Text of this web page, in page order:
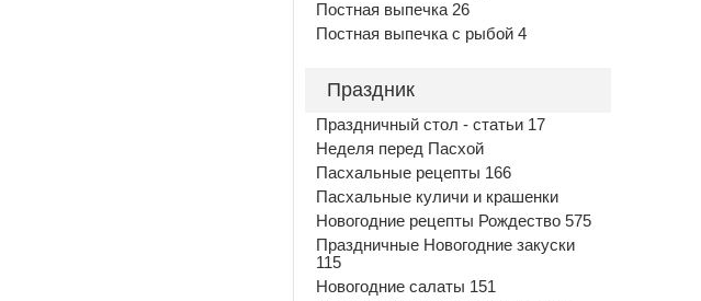
Постная выпечка 26
Постная выпечка с рыбой 4
Праздник
Праздничный стол - статьи 17
Неделя перед Пасхой
Пасхальные рецепты 166
Пасхальные куличи и крашенки
Новогодние рецепты Рождество 575
Праздничные Новогодние закуски
115
Новогодние салаты 151